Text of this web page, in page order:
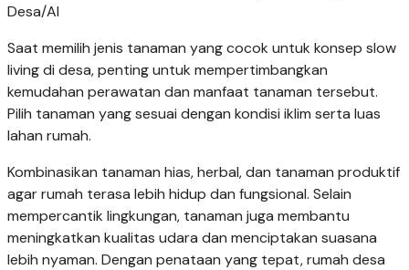
Desa/AI
Saat memilih jenis tanaman yang cocok untuk konsep slow
living di desa, penting untuk mempertimbangkan
kemudahan perawatan dan manfaat tanaman tersebut.
Pilih tanaman yang sesuai dengan kondisi iklim serta luas
lahan rumah.
Kombinasikan tanaman hias, herbal, dan tanaman produktif
agar rumah terasa lebih hidup dan fungsional. Selain
mempercantik lingkungan, tanaman juga membantu
meningkatkan kualitas udara dan menciptakan suasana
lebih nyaman. Dengan penataan yang tepat, rumah desa